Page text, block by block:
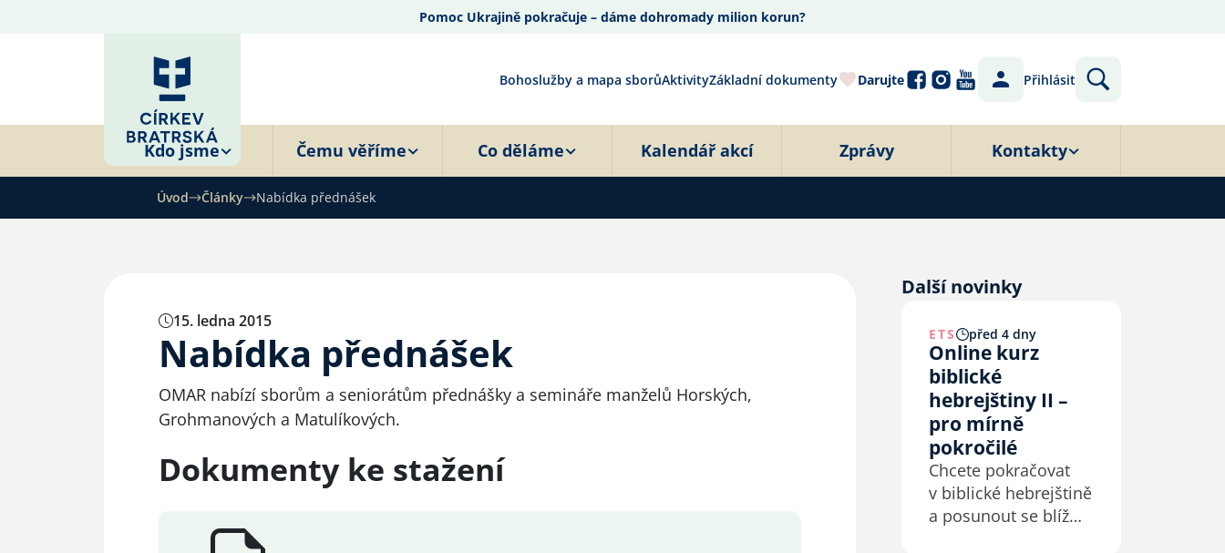
Pomoc Ukrajině pokračuje – dáme dohromady milion korun?
Bohoslužby a mapa sborůAktivityZákladní dokumenty Darujte Přihlásit
Kdo jsme Čemu věříme Co děláme Kalendář akcí Zprávy Kontakty
Úvod Články Nabídka přednášek
15. ledna 2015
Nabídka přednášek
OMAR nabízí sborům a seniorátům přednášky a semináře manželů Horských,
Grohmanových a Matulíkových.
Dokumenty ke stažení
Další novinky
ETS před 4 dny
Online kurz
biblické
hebrejštiny II –
pro mírně
pokročilé
Chcete pokračovat
v biblické hebrejštině
a posunout se blíž